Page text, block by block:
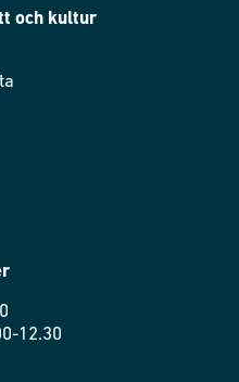
och kultur
12.30